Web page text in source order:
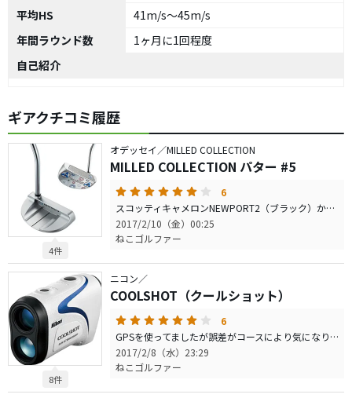
平均HS
41m/s～45m/s
年間ラウンド数
1ヶ月に1回程度
自己紹介
ギアクチコミ履歴
4件
オデッセイ／MILLED COLLECTION
MILLED COLLECTION パター #5
6
スコッティキャメロンNEWPORT2（ブラック）からの買い替えでした ゴルフ５で試打したらハマって・・・ 試打あるあるですが、試打だとポコポコ入るのです。 直進性が高く特にショートパットは外す気にならないほど簡単でリラックスして打てます あとは慣れだけ。距離感だけです。今日のコースデビューはパット数３５で全然ですが、 ロングパットの距離感を出せるようになればいつも３０台前半で回れそうです。 何よりこのパター。少々高いですが、打感がいいんです。 網目のステンレスカバーがいい打感を生んでます。 ピンのヴォルトとともにエースパターにして使い分けしたいと思います。
2017/2/10（金）00:25
ねこゴルファー
8件
ニコン／
COOLSHOT（クールショット）
6
GPSを使ってましたが誤差がコースにより気になり 併用してクールショット２０を購入 ヨドバシカメラで安く買えました 精度はいいですね。練習場で測れるので練習で距離感を養えます ブレはほとんどなく、スムーズに計測できます。 結構ブレちゃうというコメントがあって心配してましたが、 １５千円クラスでこの使い勝手は満足です。 ブレは気にならず、別にこの上のランクのものは私は不要でした。 高低差も私のレベルでは必要ないかも。
2017/2/8（水）23:29
ねこゴルファー